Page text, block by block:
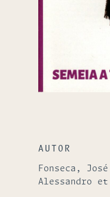
AUTOR
Fonseca,
Alessandro